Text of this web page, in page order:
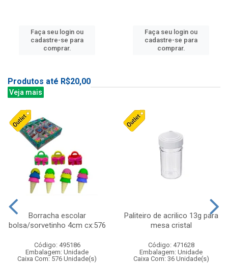
Faça seu login ou
cadastre-se para
comprar.
Faça seu login ou
cadastre-se para
comprar.
Produtos até R$20,00
Veja mais
Borracha escolar
bolsa/sorvetinho 4cm cx:576
Código: 495186
Embalagem: Unidade
Caixa Com: 576 Unidade(s)
Paliteiro de acrilico 13g para
mesa cristal
Código: 471628
Embalagem: Unidade
Caixa Com: 36 Unidade(s)